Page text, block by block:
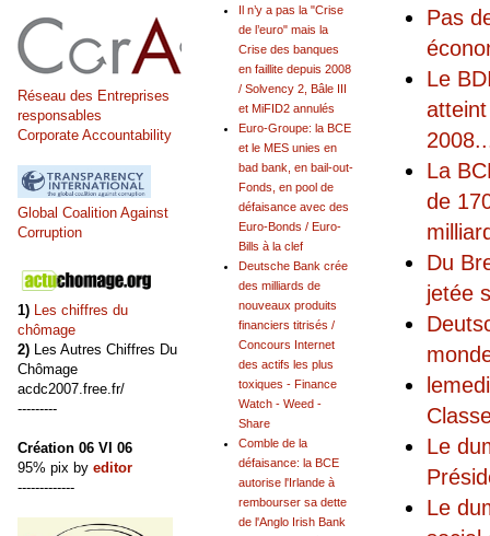
Pas
Le
2008
La
de
Du
jetée
Le
Le
Il n’y a pas la "Crise
de l’euro" mais la
Crise des banques
en faillite depuis 2008
/ Solvency 2, Bâle III
et MiFID2 annulés
Euro-Groupe: la BCE
et le MES unies en
bad bank, en bail-out-
Fonds, en pool de
défaisance avec des
Euro-Bonds / Euro-
Bills à la clef
Deutsche Bank crée
des milliards de
nouveaux produits
financiers titrisés /
Concours Internet
des actifs les plus
toxiques - Finance
Watch - Weed -
Share
Comble de la
défaisance: la BCE
autorise l'Irlande à
rembourser sa dette
de l'Anglo Irish Bank
Réseau des Entreprises
responsables
Corporate Accountability
Global Coalition Against
Corruption
1) Les chiffres du
chômage
2) Les Autres Chiffres Du
Chômage
acdc2007.free.fr/
---------
Création 06 VI 06
95% pix by editor
-------------